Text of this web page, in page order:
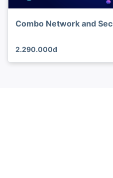
Combo Network and
2.290.000đ